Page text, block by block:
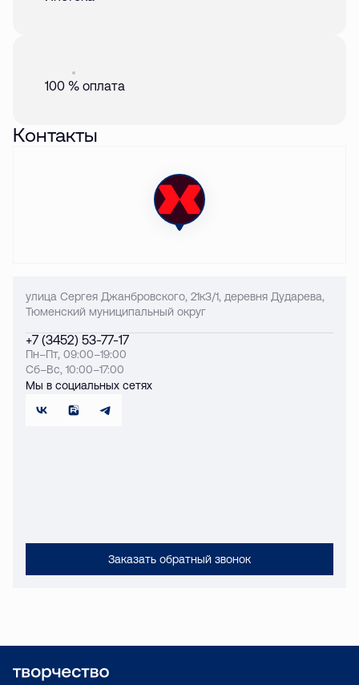
100 % оплата
Контакты
улица Сергея Джанбровского, 21к3/1, деревня Дударева,
Тюменский муниципальный округ
+7 (3452) 53-77-17
Пн–Пт, 09:00–19:00
Сб–Вс, 10:00–17:00
Мы в социальных сетях
Заказать обратный звонок